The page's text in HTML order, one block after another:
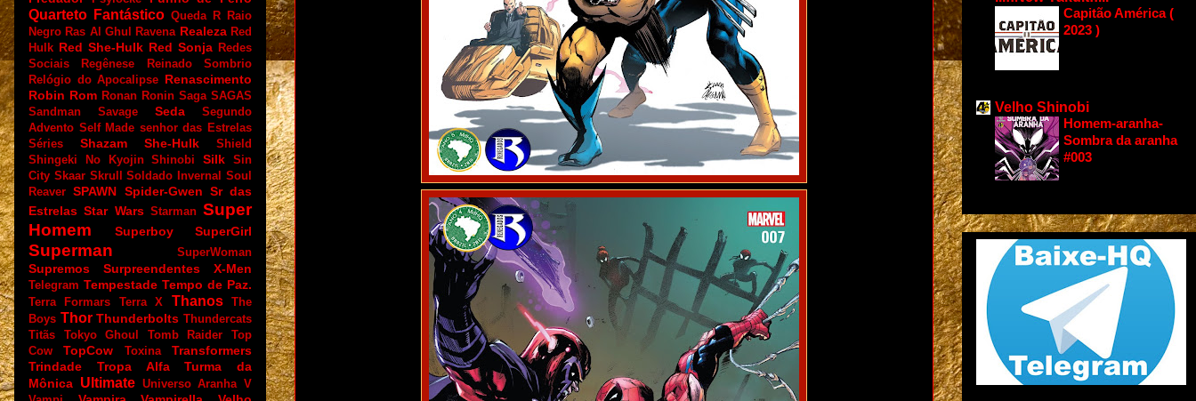
Quarteto Fantástico Queda R Raio
Negro Ras Al Ghul Ravena Realeza Red
Hulk Red She-Hulk Red Sonja Redes
Sociais
Regênese
Reinado Sombrio
Relógio do Apocalipse Renascimento
Robin Rom Ronan Ronin Saga SAGAS
Sandman
Savage Seda
Segundo
Advento Self Made senhor das Estrelas
Séries
Shazam She-Hulk
Shield
Shingeki No Kyojin Shinobi Silk
Sin
City Skaar Skrull Soldado Invernal
Soul
Reaver SPAWN Spider-Gwen Sr das
Estrelas Star Wars Starman Super
Homem
Superboy SuperGirl
Superman SuperWoman
Supremos Surpreendentes X-Men
Telegram Tempestade Tempo de Paz.
Terra Formars Terra X Thanos
The
Boys Thor Thunderbolts Thundercats
Titãs
Tokyo Ghoul Tomb Raider
Top
Cow
TopCow Toxina
Transformers
Trindade
Tropa Alfa
Turma da
Mônica Ultimate Universo Aranha V
Capitão América (
2023 )
Velho Shinobi
Homem-aranha-
Sombra da aranha
#003